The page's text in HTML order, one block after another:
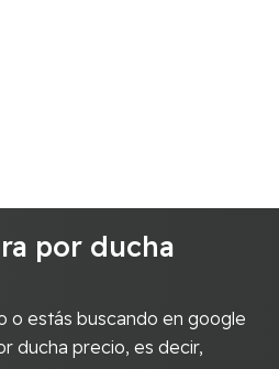
por ducha
o estás buscando en google
ducha precio, es decir,